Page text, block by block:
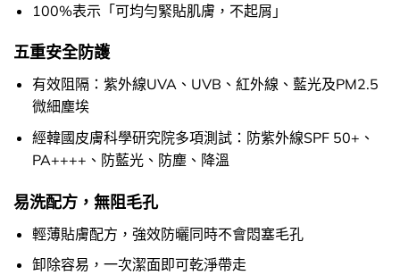
100%表示「可均勻緊貼肌膚，不起屑」
五重安全防護
有效阻隔：紫外線UVA、UVB、紅外線、藍光及PM2.5
微細塵埃
經韓國皮膚科學研究院多項測試：防紫外線SPF 50+、
PA++++、防藍光、防塵、降溫
易洗配方，無阻毛孔
輕薄貼膚配方，強效防曬同時不會悶塞毛孔
卸除容易，一次潔面即可乾淨帶走